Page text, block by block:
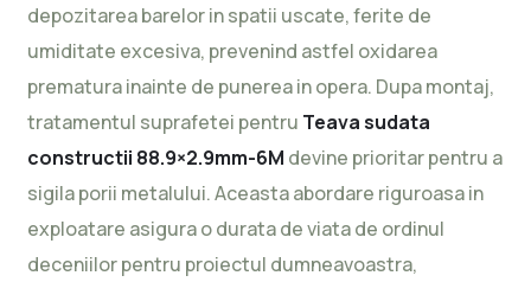
depozitarea barelor in spatii uscate, ferite de
umiditate excesiva, prevenind astfel oxidarea
prematura inainte de punerea in opera. Dupa montaj,
tratamentul suprafetei pentru Teava sudata
constructii 88.9×2.9mm-6M devine prioritar pentru a
sigila porii metalului. Aceasta abordare riguroasa in
exploatare asigura o durata de viata de ordinul
deceniilor pentru proiectul dumneavoastra,